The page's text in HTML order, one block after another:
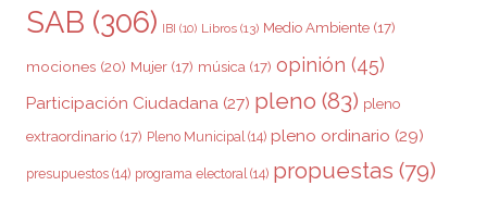
SAB (306) IBI (10) Libros (13) Medio Ambiente (17)
mociones (20) Mujer (17) música (17) opinión (45)
Participación Ciudadana (27) pleno (83) pleno
extraordinario (17) Pleno Municipal(14) pleno ordinario (29)
presupuestos (14) programa electoral(14) propuestas (79)